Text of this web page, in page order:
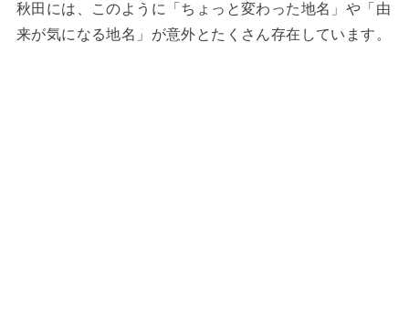
秋田には、このように「ちょっと変わった地名」や「由
来が気になる地名」が意外とたくさん存在しています。